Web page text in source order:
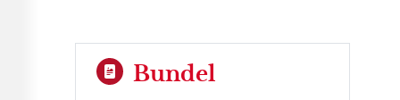
Bundel